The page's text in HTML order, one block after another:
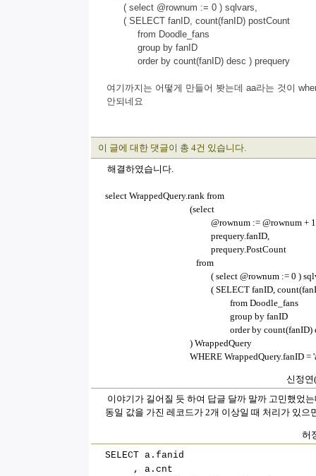
( select @rownum := 0 ) sqlvars,
( SELECT fanID, count(fanID) postCount
from Doodle_fans
group by fanID
order by count(fanID) desc ) prequery
여기까지는 어떻게 만들어 봣는데 aa라는 것이
안되네요
이 글에 대한 댓글이 총 4건 있습니다.
해결하였습니다.
select WrappedQuery.rank from
(select
@rownum := @rownum +
prequery.fanID,
prequery.PostCount
from
( select @rownum := 0 )
( SELECT fanID,
from Doodle_fans
group by fanID
order by count(fanID)
) WrappedQuery
WHERE WrappedQuery.fanID =
신정연
이야기가 길어질 듯 하여 답글 달까 말까 고민했었
동일 값을 가진 레코드가 2개 이상일 때 처리가 있으
허
SELECT a.fanid
, a.cnt